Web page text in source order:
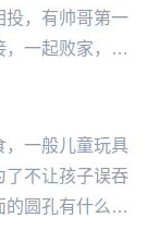
投，有帅哥第一
一起败家，有
，一般儿童玩具
了不让孩子误吞
圆孔有什么作